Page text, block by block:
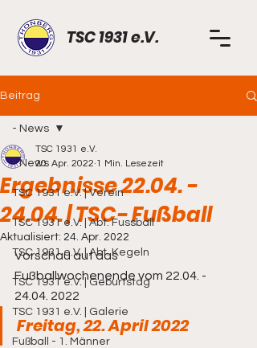
TSC 1931 e.V.
Beitrag
- News
TSC 1931 e.V. | Verein
TSC 1931 e.V. | Abt. Fussball
TSC 1931 e.V. | Abt. Kegeln
TSC 1931 e.V. | Geburtstag
TSC 1931 e.V. | Galerie
Fußball - 1. Männer
- News
Ergebnisse 22.04. -
24.04. | TSC- Fußball
TSC 1931 e.V.
20. Apr. 2022 1 Min. Lesezeit
Aktualisiert: 24. Apr. 2022
Vorschau auf das
Fußballwochenende vom 22.04. -
24.04. 2022
Freitag, 22. April 2022